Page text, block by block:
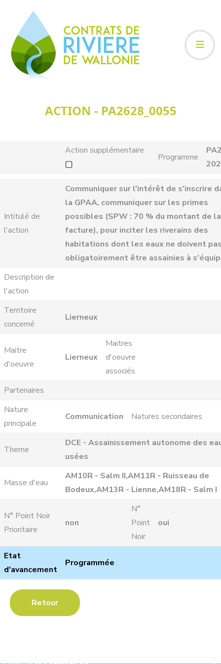
ACTION - PA2628_0055
Action supplémentaire
Programme
Intitulé de
l'action
Communiquer sur l'intérêt de s'inscrire
la GPAA, communiquer sur les primes
possibles (SPW : 70 % du montant de la
facture), pour inciter les riverains des
habitations dont les eaux ne doivent
obligatoirement être assainies à
Description de
l'action
Territoire
concerné
Lierneux
Maitre
d'oeuvre
Lierneux
Maitres
d'oeuvre
associés
Partenaires
Nature
principale
Communication Natures secondaires
Theme
DCE - Assainissement autonome des
usées
Masse d'eau
AM10R - Salm II,AM11R - Ruisseau de
Bodeux,AM13R - Lienne,AM18R - Salm I
N° Point Noir
Prioritaire
non
N°
Point
Noir
oui
Etat
d'avancement
Programmée
Retour